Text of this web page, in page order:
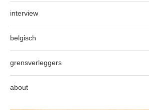
interview
belgisch
grensverleggers
about